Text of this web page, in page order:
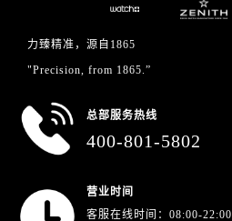
力臻精准，源自1865
"Precision, from 1865.”
总部服务热线
400-801-5802
营业时间
客服在线时间：08:00-22:00